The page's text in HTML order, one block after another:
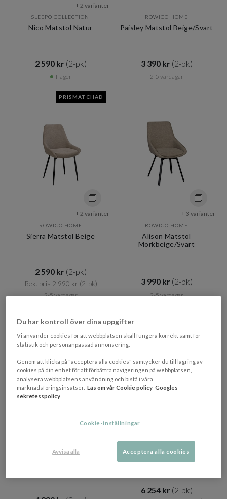
+ 2 varianter
SLEEPO COLLECTION
Nico Matstol Natur
2 590 kr​​ (2-pk)
I lager
ROWICO HOME
Paisley Matstol Beige/Svart
3 390 kr​​ (2-pk)
2-5 vardagar
PRISMATCHAD
+ 2 varianter
ROWICO HOME
Sierra Matstol Beige
2 590 kr​​ (2-pk)
Rek. pris 2 990 kr​​ (2-pk)
2-5 vardagar
+ 3 varianter
ROWICO HOME
Alison Matstol
Mörkbeige/Svart
3 990 kr​​ (2-pk)
2-5 vardagar
Denley Karmstol
Splendor Karmstol Major
Brown Bouclé
6 254 kr​​ (2-pk)
Du har kontroll över dina uppgifter
Vi använder cookies för att webbplatsen skall fungera korrekt samt för
statistik och personanpassad annonsering.
Genom att klicka på "acceptera alla cookies" samtycker du till lagring av
cookies på din enhet för att förbättra navigeringen på webbplatsen,
analysera webbplatsens användning och bistå i våra
marknadsföringsinsatser. Läs om vår Cookie policy Googles
sekretesspolicy
Cookie-inställningar
Avvisa alla Acceptera alla cookies